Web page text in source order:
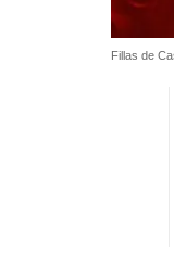
Fillas de